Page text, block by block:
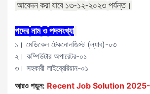
আবেদন করা যাবে ১৩-১২-২০২৩ পর্যন্ত।
পদের নাম ও পদসংখ্যা
১। মেডিকেল টেকনোলজিস্ট (ল্যাব)-০৩
২। কম্পিউটার অপারেটর-০১
৩। সহকারী লাইব্রেরিয়ান-০১
আরও পড়ুন: Recent Job Solution 2025-